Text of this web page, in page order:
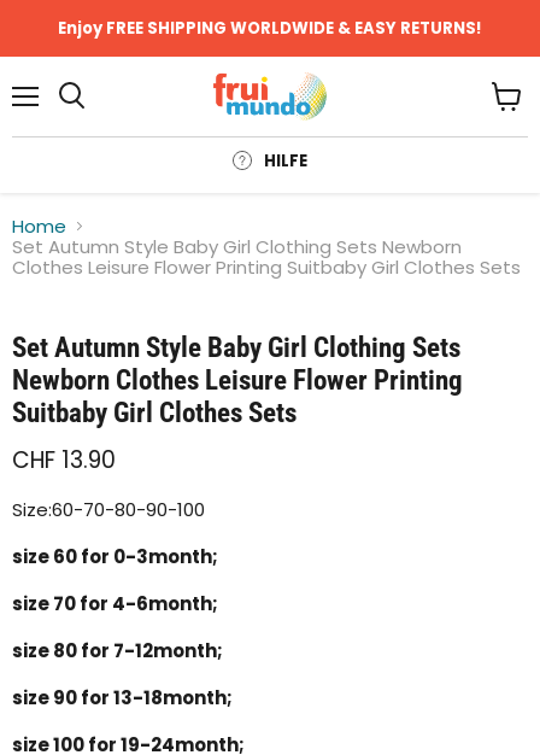
Enjoy FREE SHIPPING WORLDWIDE & EASY RETURNS!
HILFE
Home
Set Autumn Style Baby Girl Clothing Sets Newborn
Clothes Leisure Flower Printing Suitbaby Girl Clothes Sets
Klicken oder scrollen, um zu Zoomen
Set Autumn Style Baby Girl Clothing Sets
Newborn Clothes Leisure Flower Printing
Suitbaby Girl Clothes Sets
CHF 13.90
Size:60-70-80-90-100
size 60 for 0-3month;
size 70 for 4-6month;
size 80 for 7-12month;
size 90 for 13-18month;
size 100 for 19-24month;